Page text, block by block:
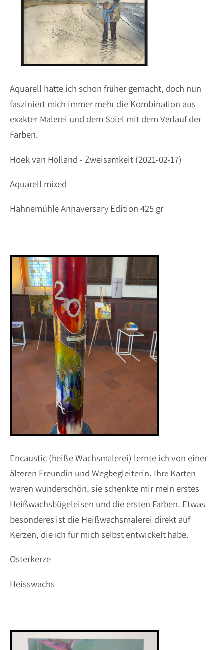
Aquarell hatte ich schon früher gemacht, doch nun
fasziniert mich immer mehr die Kombination aus
exakter Malerei und dem Spiel mit dem Verlauf der
Farben.
Hoek van Holland - Zweisamkeit (2021-02-17)
Aquarell mixed
Hahnemühle Annaversary Edition 425 gr
Encaustic (heiße Wachsmalerei) lernte ich von einer
älteren Freundin und Wegbegleiterin. Ihre Karten
waren wunderschön, sie schenkte mir mein erstes
Heißwachsbügeleisen und die ersten Farben. Etwas
besonderes ist die Heißwachsmalerei direkt auf
Kerzen, die ich für mich selbst entwickelt habe.
Osterkerze
Heisswachs